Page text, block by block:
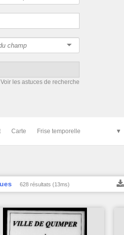
Voir les astuces de recherche
Carte Frise temporelle
628 résultats (13ms)